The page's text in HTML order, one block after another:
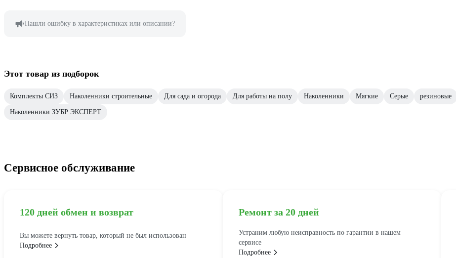
Нашли ошибку в характеристиках или описании?
Этот товар из подборок
Комплекты СИЗ Наколенники строительные Для сада и огорода Для работы на полу Наколенники Мягкие Серые резиновые
Наколенники ЗУБР ЭКСПЕРТ
Сервисное обслуживание
120 дней обмен и возврат
Вы можете вернуть товар, который не был использован
Подробнее
Ремонт за 20 дней
Устраним любую неисправность по гарантии в нашем
сервисе
Подробнее